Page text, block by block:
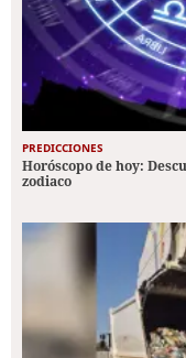
PREDICCIONES
Horóscopo de hoy:
zodiaco